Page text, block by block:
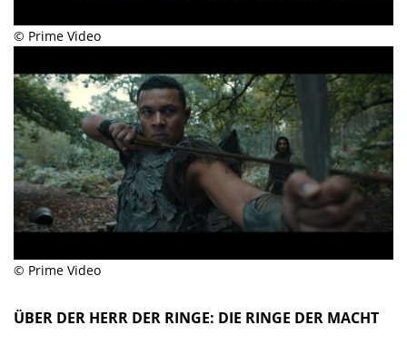
© Prime Video
© Prime Video
ÜBER DER HERR DER RINGE: DIE RINGE DER MACHT